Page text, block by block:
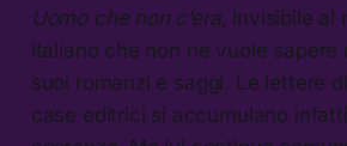
Uomo che non c’era, invisibile al
italiano che non ne vuole sapere
suoi romanzi e saggi. Le lettere
case editrici si accumulano